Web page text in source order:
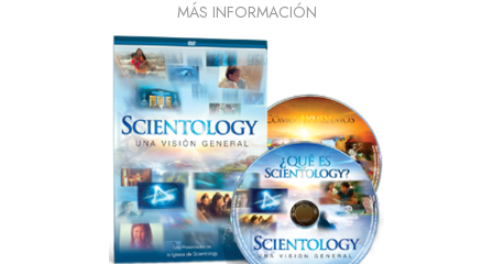
MÁS INFORMACIÓN